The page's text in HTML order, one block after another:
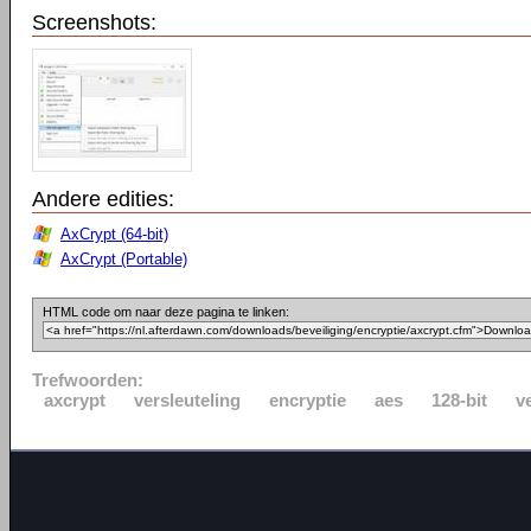
Screenshots:
Andere edities:
AxCrypt (64-bit)
AxCrypt (Portable)
HTML code om naar deze pagina te linken:
Trefwoorden:
axcrypt
versleuteling encryptie aes 128-bit